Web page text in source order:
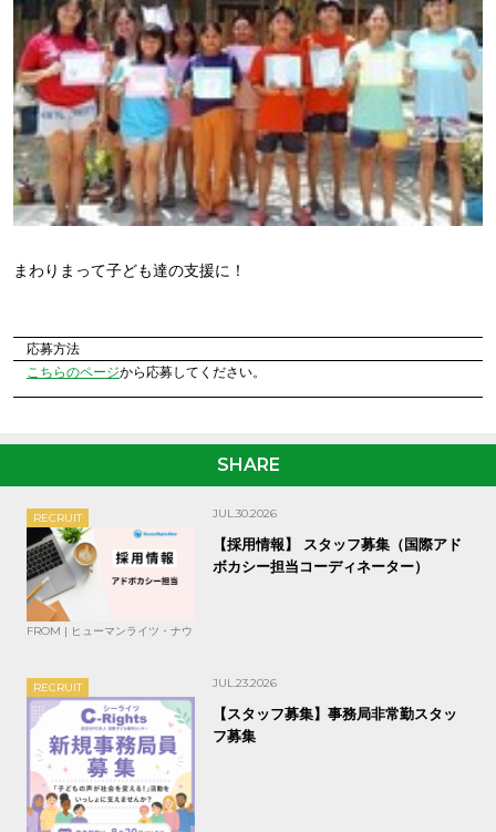
まわりまって子ども達の支援に！
応募方法
こちらのページから応募してください。
SHARE
RECRUIT JUL.30.2026
【採用情報】 スタッフ募集（国際アド
ボカシー担当コーディネーター）
FROM | ヒューマンライツ・ナウ
RECRUIT JUL.23.2026
【スタッフ募集】事務局非常勤スタッ
フ募集